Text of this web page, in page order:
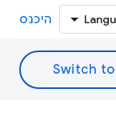
היכנס